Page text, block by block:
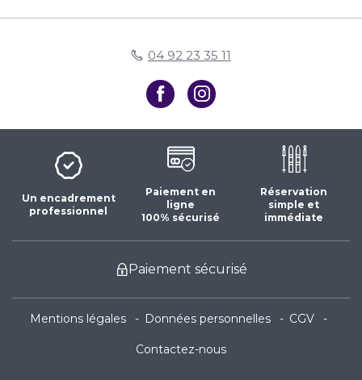
04 92 23 35 11
Un encadrement
professionnel
Paiement en
ligne
100% sécurisé
Réservation
simple et
immédiate
Paiement sécurisé
Mentions légales Données personnelles CGV
Contactez-nous